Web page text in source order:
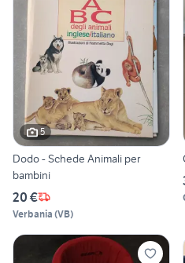
5
Dodo - Schede Animali per
bambini
20 €
Verbania (VB)